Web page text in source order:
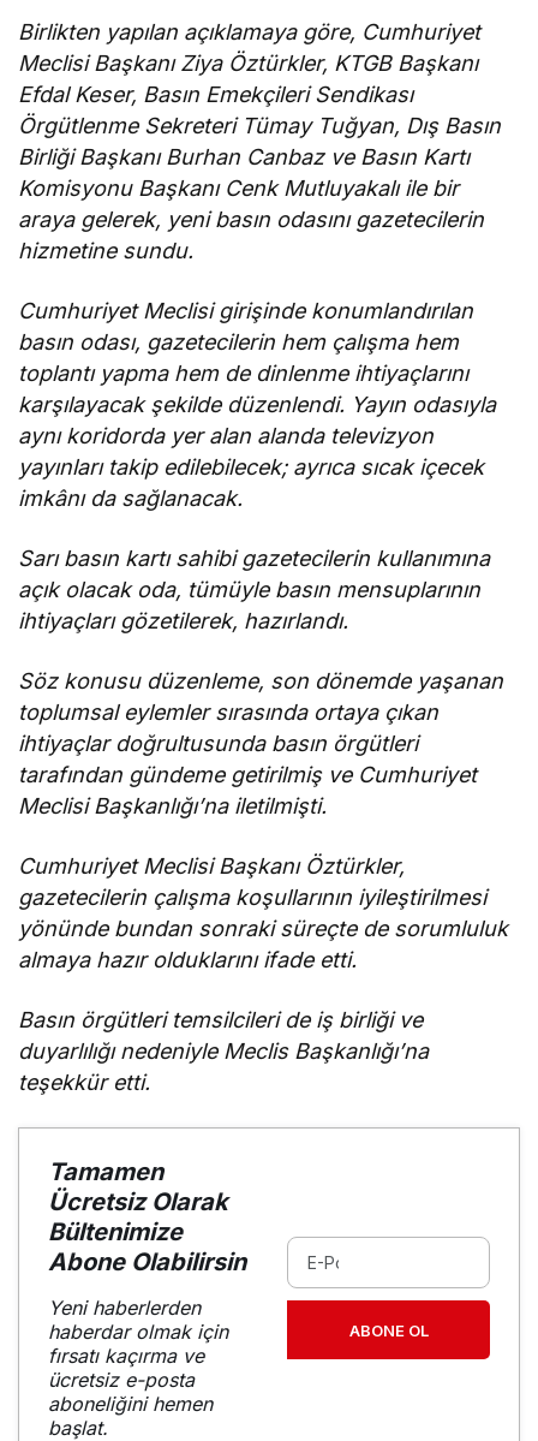
Birlikten yapılan açıklamaya göre, Cumhuriyet
Meclisi Başkanı Ziya Öztürkler, KTGB Başkanı
Efdal Keser, Basın Emekçileri Sendikası
Örgütlenme Sekreteri Tümay Tuğyan, Dış Basın
Birliği Başkanı Burhan Canbaz ve Basın Kartı
Komisyonu Başkanı Cenk Mutluyakalı ile bir
araya gelerek, yeni basın odasını gazetecilerin
hizmetine sundu.
Cumhuriyet Meclisi girişinde konumlandırılan
basın odası, gazetecilerin hem çalışma hem
toplantı yapma hem de dinlenme ihtiyaçlarını
karşılayacak şekilde düzenlendi. Yayın odasıyla
aynı koridorda yer alan alanda televizyon
yayınları takip edilebilecek; ayrıca sıcak içecek
imkânı da sağlanacak.
Sarı basın kartı sahibi gazetecilerin kullanımına
açık olacak oda, tümüyle basın mensuplarının
ihtiyaçları gözetilerek, hazırlandı.
Söz konusu düzenleme, son dönemde yaşanan
toplumsal eylemler sırasında ortaya çıkan
ihtiyaçlar doğrultusunda basın örgütleri
tarafından gündeme getirilmiş ve Cumhuriyet
Meclisi Başkanlığı’na iletilmişti.
Cumhuriyet Meclisi Başkanı Öztürkler,
gazetecilerin çalışma koşullarının iyileştirilmesi
yönünde bundan sonraki süreçte de sorumluluk
almaya hazır olduklarını ifade etti.
Basın örgütleri temsilcileri de iş birliği ve
duyarlılığı nedeniyle Meclis Başkanlığı’na
teşekkür etti.
Tamamen
Ücretsiz Olarak
Bültenimize
Abone Olabilirsin
Yeni haberlerden
haberdar olmak için
fırsatı kaçırma ve
ücretsiz e-posta
aboneliğini hemen
başlat.
ABONE OL